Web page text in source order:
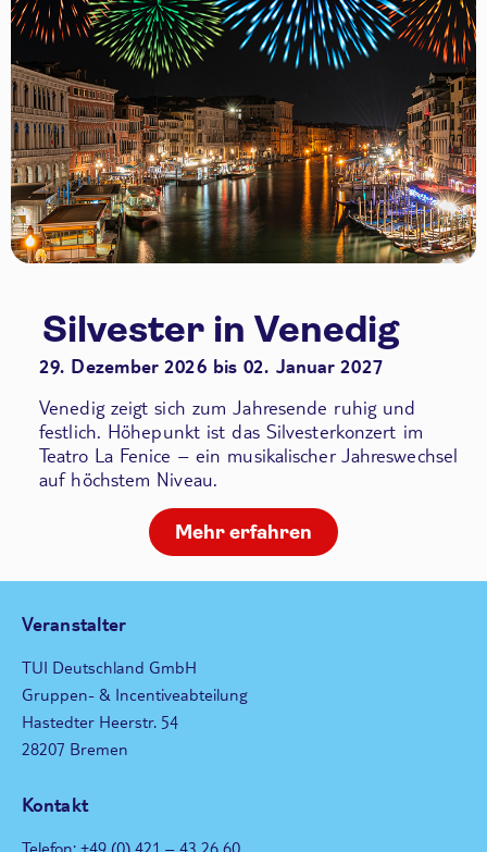
Silvester in Venedig
29. Dezember 2026 bis 02. Januar 2027
Venedig zeigt sich zum Jahresende ruhig und
festlich. Höhepunkt ist das Silvesterkonzert im
Teatro La Fenice – ein musikalischer Jahreswechsel
auf höchstem Niveau.
Mehr erfahren
Veranstalter
TUI Deutschland GmbH
Gruppen- & Incentiveabteilung
Hastedter Heerstr. 54
28207 Bremen
Kontakt
Telefon: +49 (0) 421 – 43 26 60